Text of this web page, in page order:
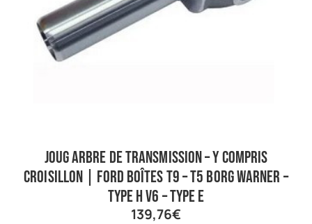
Joug arbre de transmission – y compris
croisillon | Ford Boîtes T9 – T5 Borg Warner –
Type H V6 – Type E
139,76€